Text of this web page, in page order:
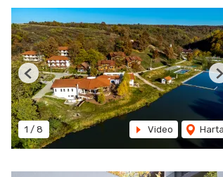
1 / 8 Video Harta
Previous